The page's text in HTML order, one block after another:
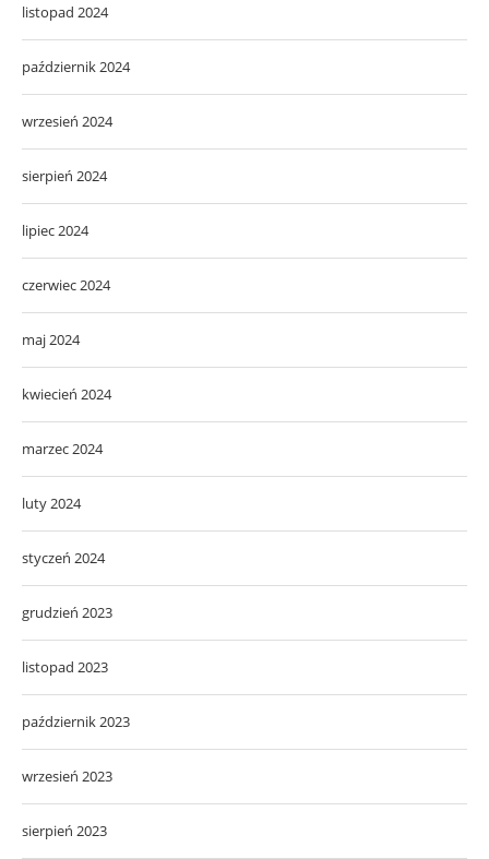
listopad 2024
październik 2024
wrzesień 2024
sierpień 2024
lipiec 2024
czerwiec 2024
maj 2024
kwiecień 2024
marzec 2024
luty 2024
styczeń 2024
grudzień 2023
listopad 2023
październik 2023
wrzesień 2023
sierpień 2023